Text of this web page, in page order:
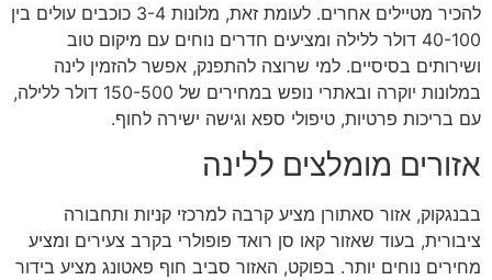
להכיר מטיילים אחרים. לעומת זאת, מלונות 3-4 כוכבים עולים בין
40-100 דולר ללילה ומציעים חדרים נוחים עם מיקום טוב
ושירותים בסיסיים. למי שרוצה להתפנק, אפשר להזמין לינה
במלונות יוקרה ובאתרי נופש במחירים של 150-500 דולר ללילה,
עם בריכות פרטיות, טיפולי ספא וגישה ישירה לחוף.
אזורים מומלצים ללינה
בבנגקוק, אזור סאתורן מציע קרבה למרכזי קניות ותחבורה
ציבורית, בעוד שאזור קאו סן רואד פופולרי בקרב צעירים ומציע
מחירים נוחים יותר. בפוקט, האזור סביב חוף פאטונג מציע בידור